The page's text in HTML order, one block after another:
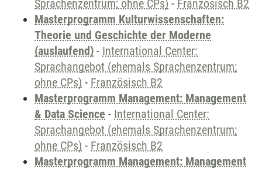
Sprachenzentrum; ohne CPs) - Französisch B2
Masterprogramm Kulturwissenschaften:
Theorie und Geschichte der Moderne
(auslaufend) - International Center:
Sprachangebot (ehemals Sprachenzentrum;
ohne CPs) - Französisch B2
Masterprogramm Management: Management
& Data Science - International Center:
Sprachangebot (ehemals Sprachenzentrum;
ohne CPs) - Französisch B2
Masterprogramm Management: Management